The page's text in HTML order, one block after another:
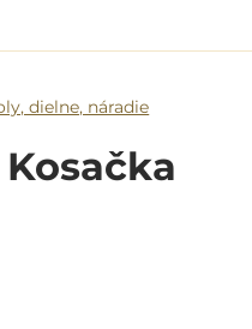
dielne, náradie